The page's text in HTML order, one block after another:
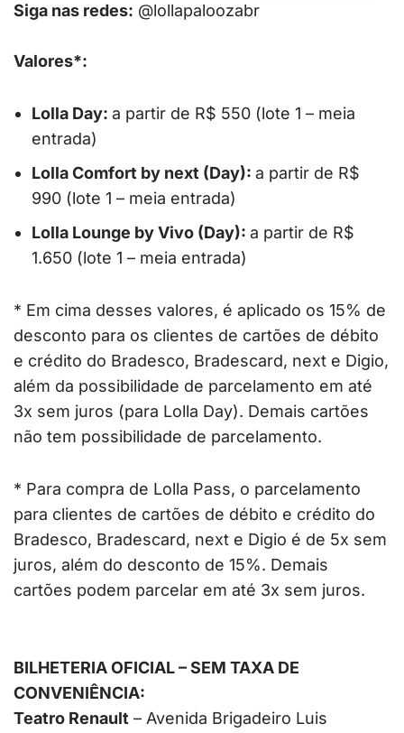
Siga nas redes: @lollapaloozabr
Valores*:
Lolla Day: a partir de R$ 550 (lote 1 – meia
entrada)
Lolla Comfort by next (Day): a partir de R$
990 (lote 1 – meia entrada)
Lolla Lounge by Vivo (Day): a partir de R$
1.650 (lote 1 – meia entrada)
* Em cima desses valores, é aplicado os 15% de
desconto para os clientes de cartões de débito
e crédito do Bradesco, Bradescard, next e Digio,
além da possibilidade de parcelamento em até
3x sem juros (para Lolla Day). Demais cartões
não tem possibilidade de parcelamento.
* Para compra de Lolla Pass, o parcelamento
para clientes de cartões de débito e crédito do
Bradesco, Bradescard, next e Digio é de 5x sem
juros, além do desconto de 15%. Demais
cartões podem parcelar em até 3x sem juros.
BILHETERIA OFICIAL – SEM TAXA DE
CONVENIÊNCIA:
Teatro Renault – Avenida Brigadeiro Luis